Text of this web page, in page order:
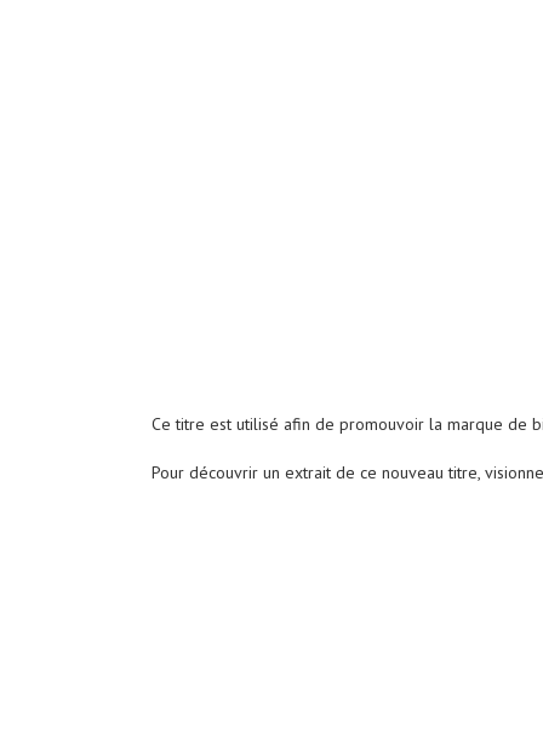
Ce titre est utilisé afin de promouvoir la marque de
Pour découvrir un extrait de ce nouveau titre,